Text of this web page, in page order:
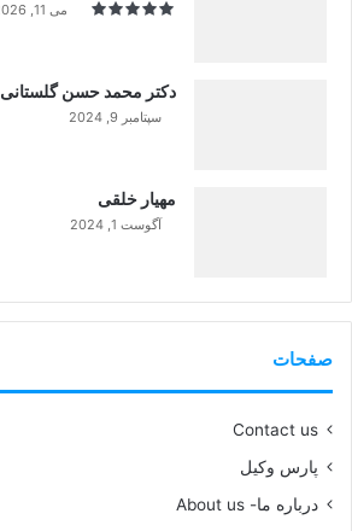
می 11, 2026
دکتر محمد حسن گلستانی
سپتامبر 9, 2024
مهیار خلقی
آگوست 1, 2024
صفحات
Contact us
پارس وکیل
درباره ما- About us